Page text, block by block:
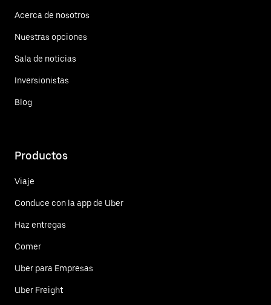
Acerca de nosotros
Nuestras opciones
Sala de noticias
Inversionistas
Blog
Productos
Viaje
Conduce con la app de Uber
Haz entregas
Comer
Uber para Empresas
Uber Freight